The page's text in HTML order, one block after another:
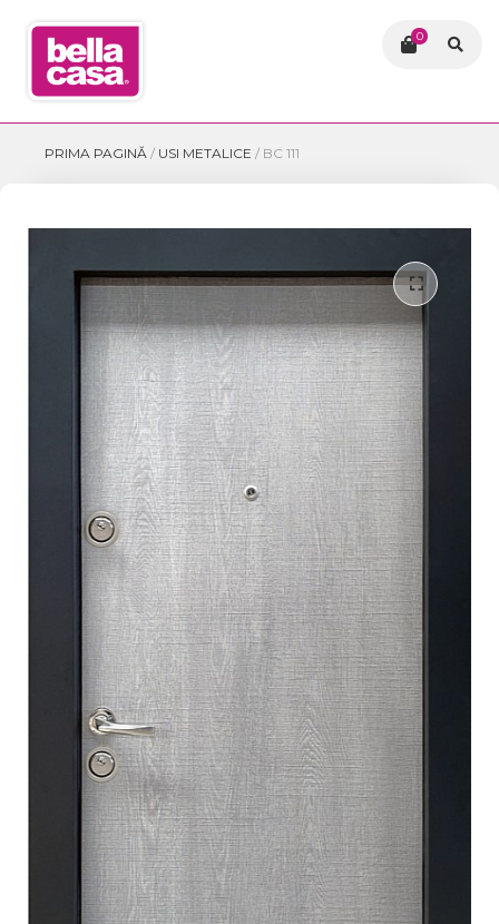
0
PRIMA PAGINĂ / USI METALICE / BC 111